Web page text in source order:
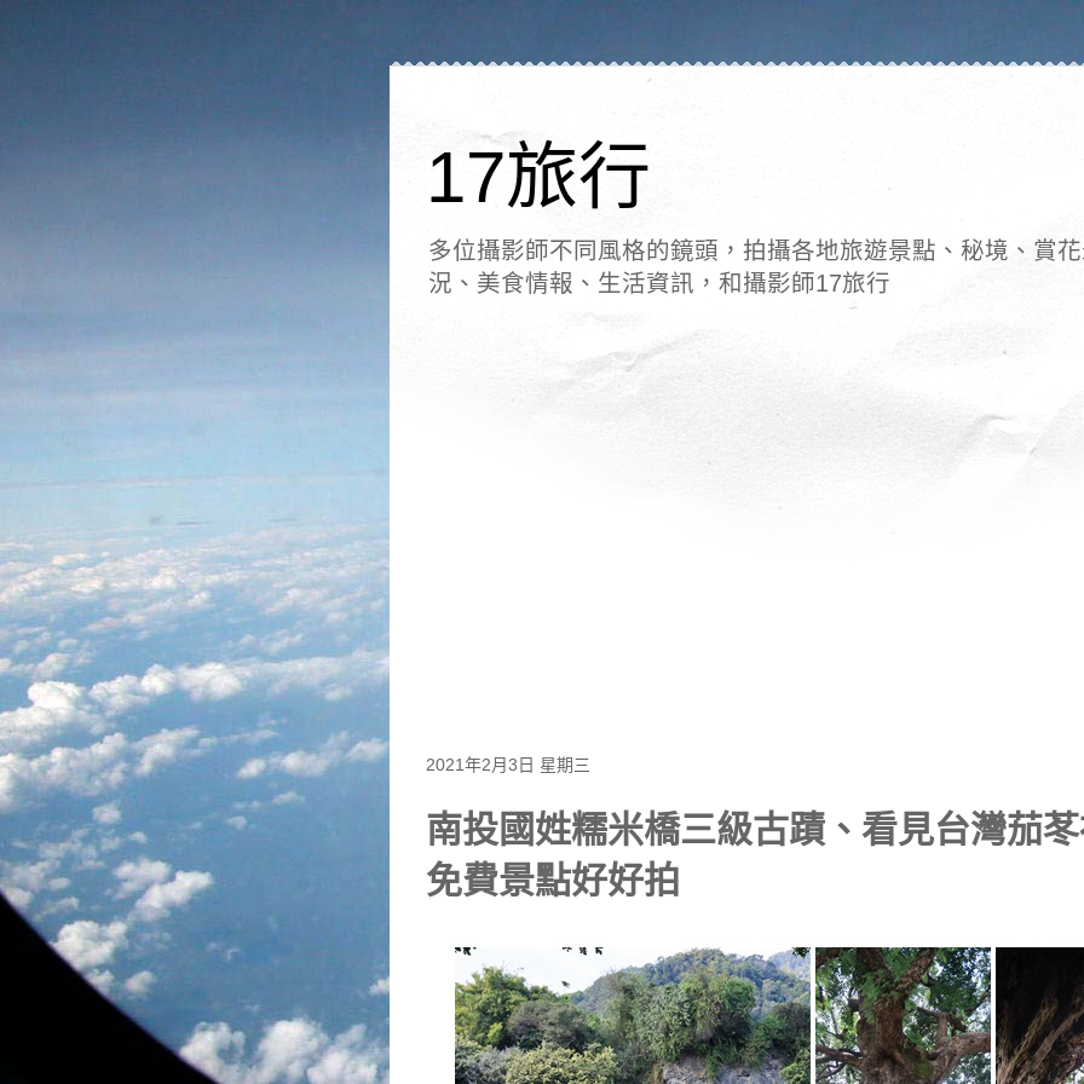
17旅行
多位攝影師不同風格的鏡頭，拍攝各地旅遊景點、秘境、賞
況、美食情報、生活資訊，和攝影師17旅行
2021年2月3日 星期三
南投國姓糯米橋三級古蹟、看見台灣茄
免費景點好好拍